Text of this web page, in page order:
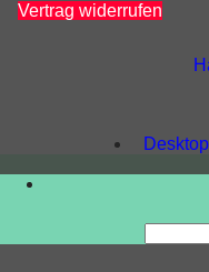
Vertrag widerrufen